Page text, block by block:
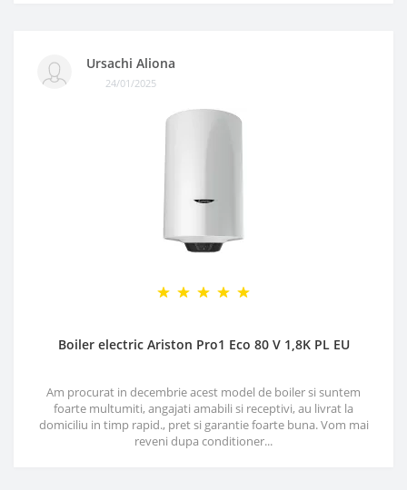
Ursachi Aliona
24/01/2025
Boiler electric Ariston Pro1 Eco 80 V 1,8K PL EU
Am procurat in decembrie acest model de boiler si suntem
foarte multumiti, angajati amabili si receptivi, au livrat la
domiciliu in timp rapid., pret si garantie foarte buna. Vom mai
reveni dupa conditioner...